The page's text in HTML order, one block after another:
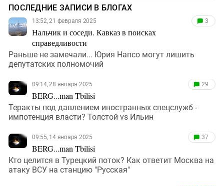
ПОСЛЕДНИЕ ЗАПИСИ В БЛОГАХ
13:52, 21 февраля 2025
Нальчик и соседи. Кавказ в поисках
справедливости
3
Раньше не замечали... Юрия Напсо могут лишить
депутатских полномочий
09:14, 28 января 2025
BERG...man Tbilisi
29
Теракты под давлением иностранных спецслужб -
импотенция власти? Толстой vs Ильин
09:55, 14 января 2025
BERG...man Tbilisi
37
Кто целится в Турецкий поток? Как ответит Москва на
атаку ВСУ на станцию "Русская"